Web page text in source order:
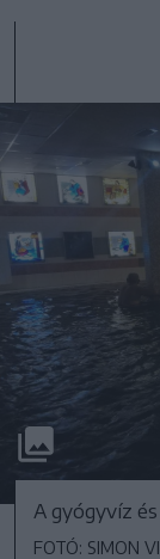
A gyógyvíz
FOTÓ: SIMON